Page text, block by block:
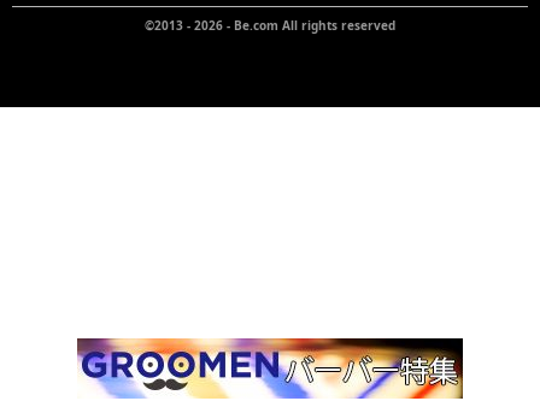
©2013 - 2026 - Be.com All rights reserved